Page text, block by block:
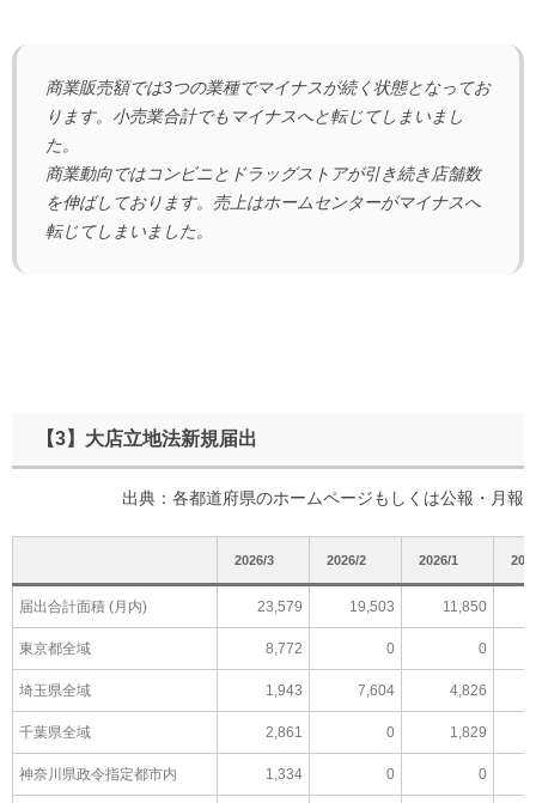
商業販売額では3つの業種でマイナスが続く状態となってお
ります。小売業合計でもマイナスへと転じてしまいまし
た。
商業動向ではコンビニとドラッグストアが引き続き店舗数
を伸ばしております。売上はホームセンターがマイナスへ
転じてしまいました。
【3】大店立地法新規届出
出典：各都道府県のホームページもしくは公報・月報
2026/3 2026/2 2026/1
届出合計面積 (月内) 23,579 19,503 11,850
東京都全域 8,772 0 0
埼玉県全域 1,943 7,604 4,826
千葉県全域 2,861 0 1,829
神奈川県政令指定都市内 1,334 0 0